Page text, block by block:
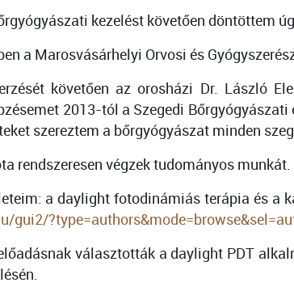
kezelést követően döntöttem
a Marosvásárhelyi Orvosi és
követően az orosházi Dr. László
2013-tól a Szegedi
szereztem a bőrgyógyászat minden
rendszeresen végzek tudományos
a daylight fotodinámiás terápia és a
gui2/
választották a daylight PDT